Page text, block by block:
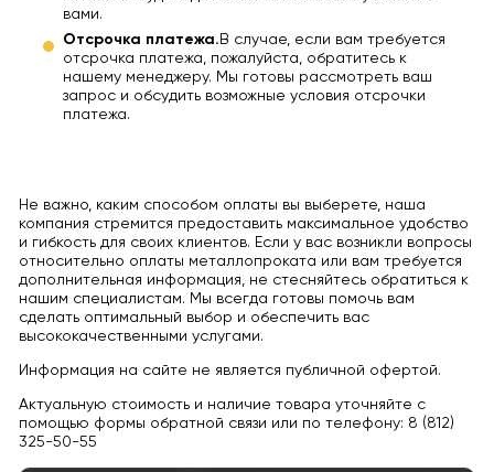
вами.
Отсрочка платежа. В случае, если вам требуется
отсрочка платежа, пожалуйста, обратитесь к
нашему менеджеру. Мы готовы рассмотреть ваш
запрос и обсудить возможные условия отсрочки
платежа.
Не важно, каким способом оплаты вы выберете, наша
компания стремится предоставить максимальное удобство
и гибкость для своих клиентов. Если у вас возникли вопросы
относительно оплаты металлопроката или вам требуется
дополнительная информация, не стесняйтесь обратиться к
нашим специалистам. Мы всегда готовы помочь вам
сделать оптимальный выбор и обеспечить вас
высококачественными услугами.
Информация на сайте не является публичной офертой.
Актуальную стоимость и наличие товара уточняйте с
помощью формы обратной связи или по телефону: 8 (812)
325-50-55